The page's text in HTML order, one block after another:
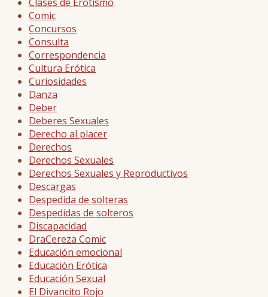
Comic
Concursos
Consulta
Correspondencia
Cultura Erótica
Curiosidades
Danza
Deber
Deberes Sexuales
Derecho al placer
Derechos
Derechos Sexuales
Derechos Sexuales y Reproductivos
Descargas
Despedida de solteras
Despedidas de solteros
Discapacidad
DraCereza Comic
Educación emocional
Educación Erótica
Educación Sexual
El Divancito Rojo